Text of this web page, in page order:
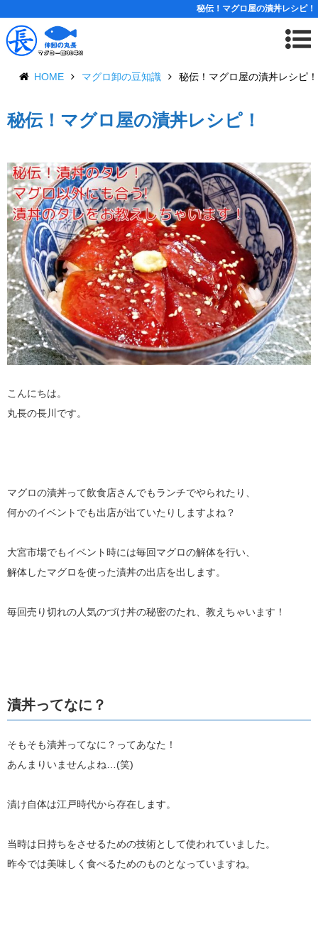
秘伝！マグロ屋の漬丼レシピ！
HOME マグロ卸の豆知識 秘伝！マグロ屋の漬丼レシピ！
秘伝！マグロ屋の漬丼レシピ！
こんにちは。
丸長の長川です。
マグロの漬丼って飲食店さんでもランチでやられたり、
何かのイベントでも出店が出ていたりしますよね？
大宮市場でもイベント時には毎回マグロの解体を行い、
解体したマグロを使った漬丼の出店を出します。
毎回売り切れの人気のづけ丼の秘密のたれ、教えちゃいます！
漬丼ってなに？
そもそも漬丼ってなに？ってあなた！
あんまりいませんよね…(笑)
漬け自体は江戸時代から存在します。
当時は日持ちをさせるための技術として使われていました。
昨今では美味しく食べるためのものとなっていますね。